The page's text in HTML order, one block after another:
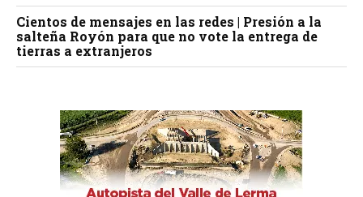
Cientos de mensajes en las redes | Presión a la
salteña Royón para que no vote la entrega de
tierras a extranjeros